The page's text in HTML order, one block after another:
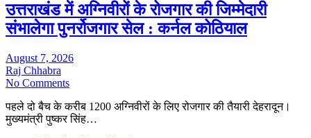
उत्तराखंड में अग्निवीरों के रोजगार की जिम्मेदारी
संभालेगा पुनर्रोजगार सेल : कर्नल कोठियाल
August 7, 2026
Raj Chhabra
No Comments
पहले दो बैच के करीब 1200 अग्निवीरों के लिए रोजगार की तैयारी देहरादून।
मुख्यमंत्री पुष्कर सिंह…